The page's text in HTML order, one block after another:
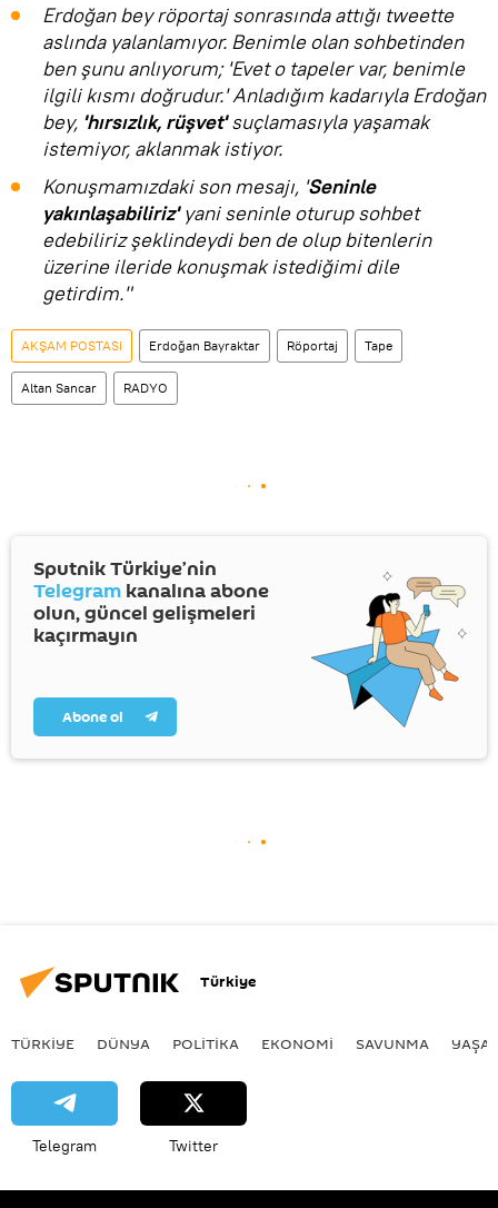
Erdoğan bey röportaj sonrasında attığı tweette
aslında yalanlamıyor. Benimle olan sohbetinden
ben şunu anlıyorum; 'Evet o tapeler var, benimle
ilgili kısmı doğrudur.' Anladığım kadarıyla Erdoğan
bey, 'hırsızlık, rüşvet'suçlamasıyla yaşamak
istemiyor, aklanmak istiyor.
Konuşmamızdaki son mesajı, 'Seninle
yakınlaşabiliriz'yani seninle oturup sohbet
edebiliriz şeklindeydi ben de olup bitenlerin
üzerine ileride konuşmak istediğimi dile
getirdim."
AKŞAM POSTASI Erdoğan Bayraktar Röportaj Tape
Altan Sancar RADYO
Sputnik Türkiye’nin
Telegram kanalına abone
olun, güncel gelişmeleri
kaçırmayın
Abone ol
Türkiye
TÜRKIYE DÜNYA POLİTİKA EKONOMİ SAVUNMA
Telegram Twitter